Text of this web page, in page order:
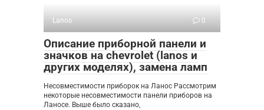
Lanos 0
Описание приборной панели и
значков на chevrolet (lanos и
других моделях), замена ламп
Несовместимости приборок на Ланос Рассмотрим
некоторые несовместимости панели приборов на
Ланосе. Выше было сказано,